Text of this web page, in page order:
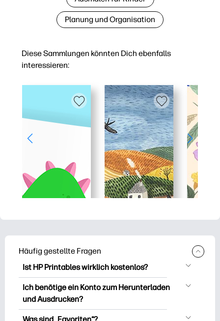
Diese Sammlungen könnten Dich ebenfalls
interessieren:
Planung und Organisation
Häufig gestellte Fragen
Ist HP Printables wirklich kostenlos?
HP Printables bietet über 2.500
kostenlose Vorlagen zum Herunterladen
Vorlagen, unterhaltsame Arbeitsblätter
Ich benötige ein Konto zum Herunterladen
und Ausdrucken?
Sie können es erkunden und drucken,